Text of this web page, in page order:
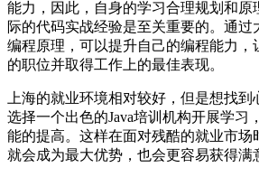
能力，因此，自身的学习合理规划和原
际的代码实战经验是至关重要的。通
编程原理，可以提升自己的编程能力，
的职位并取得工作上的最佳表现。
上海的就业环境相对较好，但是想找
选择一个出色的Java培训机构开展学习
能的提高。这样在面对残酷的就业市场
就会成为最大优势，也会更容易获得满